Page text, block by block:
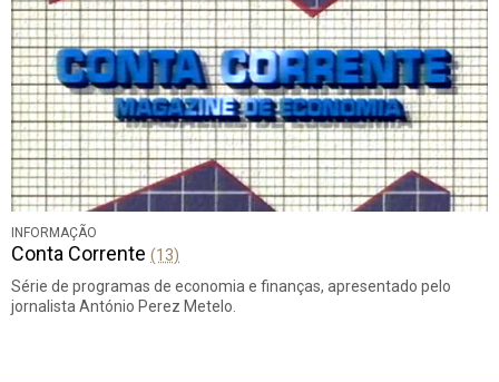
INFORMAÇÃO
Conta Corrente (13)
Série de programas de economia e finanças, apresentado pelo
jornalista António Perez Metelo.